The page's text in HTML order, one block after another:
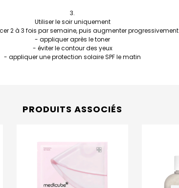
Utiliser le soir uniquement
2 à 3 fois par semaine, puis augmenter progressivement
- appliquer après le toner
- éviter le contour des yeux
- appliquer une protection solaire SPF le matin
PRODUITS ASSOCIÉS